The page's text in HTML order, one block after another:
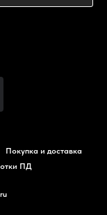
Покупка и доставка
ПД